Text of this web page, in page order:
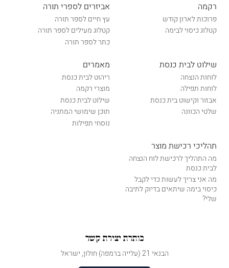
רקמה
פרוכות לארון קודש
קטלוג כיסוי לבימה
אביזרים לספרי תורה
עץ חיים לספר תורה
קטלוג מעילים לספר תורה
כתר לספר תורה
שילוט לבית כנסת
לוחות הנצחה
לוחות תפילה
אבזור וקישוט בית כנסת
שלטי הכוונה
מאמרים
ריהוט לבית כנסת
מוצרי רקמה
שילוט לבית כנסת
תוכן שימושי המתניה
נוסחי תפילות
תהליכי רכישת מוצר
מה התהליך לרכישת לוח הנצחה
לבית כנסת
מה אני צריך לעשות כדי לקבל
כיסוי בימה שיתאים בדיוק לתיבה
שלי?
כותרת יצירת קשר
הבנאי 21 (עלייה ברמפה) חולון, ישראל